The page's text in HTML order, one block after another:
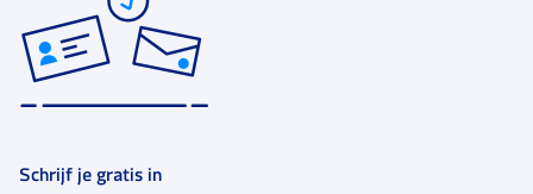
Schrijf je gratis in